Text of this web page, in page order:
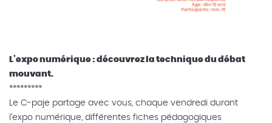
L’expo numérique : découvrez la technique du débat
mouvant.
*********
Le C-paje partage avec vous, chaque vendredi durant
l’expo numérique, différentes fiches pédagogiques